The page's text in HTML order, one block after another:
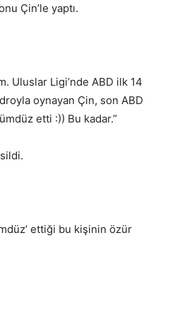
Çin’le yaptı.
Uluslar Ligi’nde ABD ilk 14
oynayan Çin, son ABD
etti :)) Bu kadar.”
ettiği bu kişinin özür